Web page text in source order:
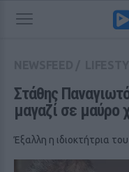
Στάθης
μαγαζί σε μαύρο
Έξαλλη η ιδιοκτήτρια